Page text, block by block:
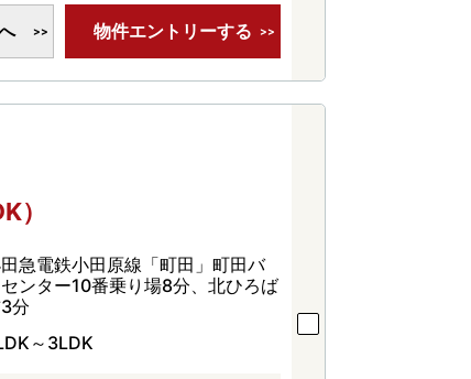
物件エントリーする
）
急電鉄小田原線「町田」町田バ
ンター10番乗り場8分、北ひろば
分
～3LDK